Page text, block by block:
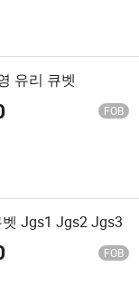
유리 큐벳
FOB
Jgs1 Jgs2 Jgs3
FOB